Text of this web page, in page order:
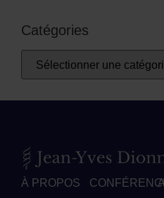
Catégories
À PROPOS